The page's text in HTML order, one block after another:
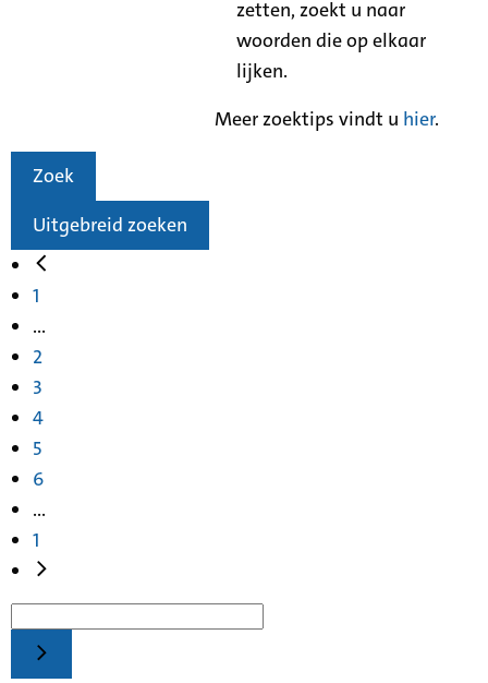
zetten, zoekt u naar
woorden die op elkaar
lijken.
Meer zoektips vindt u hier.
Zoek
Uitgebreid zoeken
1
...
2
3
4
5
6
...
1